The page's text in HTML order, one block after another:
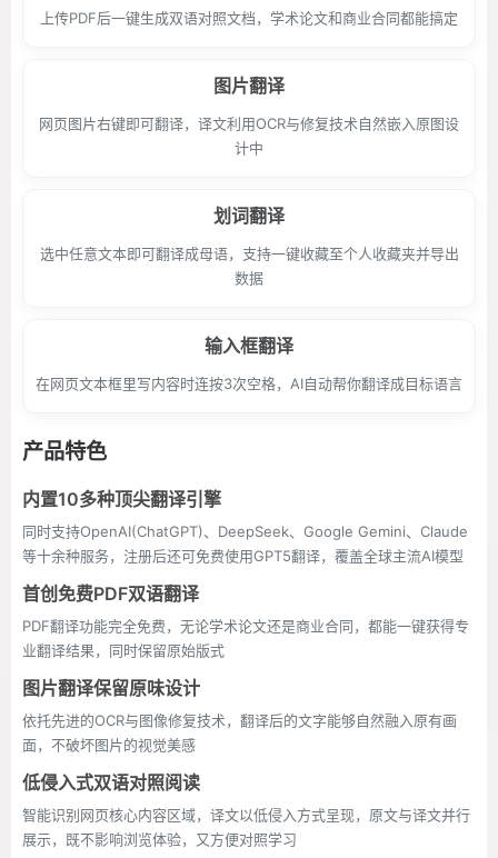
上传PDF后一键生成双语对照文档，学术论文和商业合同都能搞定
图片翻译
网页图片右键即可翻译，译文利用OCR与修复技术自然嵌入原图设
计中
划词翻译
选中任意文本即可翻译成母语，支持一键收藏至个人收藏夹并导出
数据
输入框翻译
在网页文本框里写内容时连按3次空格，AI自动帮你翻译成目标语言
产品特色
内置10多种顶尖翻译引擎
同时支持OpenAI(ChatGPT)、DeepSeek、Google Gemini、Claude
等十余种服务，注册后还可免费使用GPT5翻译，覆盖全球主流AI模型
首创免费PDF双语翻译
PDF翻译功能完全免费，无论学术论文还是商业合同，都能一键获得专
业翻译结果，同时保留原始版式
图片翻译保留原味设计
依托先进的OCR与图像修复技术，翻译后的文字能够自然融入原有画
面，不破坏图片的视觉美感
低侵入式双语对照阅读
智能识别网页核心内容区域，译文以低侵入方式呈现，原文与译文并行
展示，既不影响浏览体验，又方便对照学习